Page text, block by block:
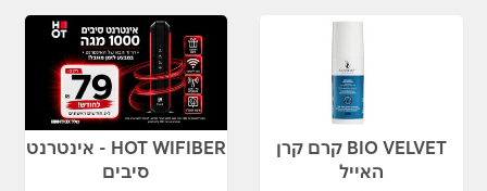
BIO VELVET קרם קרן
האייל
HOT WIFIBER - אינטרנט
סיבים